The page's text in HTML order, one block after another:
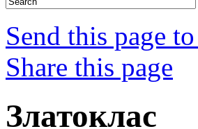
Send this page
Share this page
Златоклас